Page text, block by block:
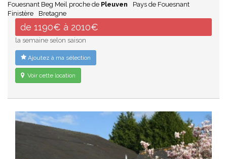
Fouesnant Beg Meil proche de Pleuven
Pays de Fouesnant
Finistère
Bretagne
de 1190€ à 2010€
la semaine selon saison
Ajoutez à ma sélection
Voir cette location